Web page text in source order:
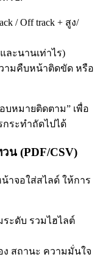
/ Off track + สูง/
ละนานเท่าไร)
ามคืบหน้าติดขัด หรือ
บหมายติดตาม” เพื่อ
ระทำถัดไปได้
น (PDF/CSV)
าจอใส่สไลด์ ให้การ
ะดับ รวมไฮไลต์
อง สถานะ ความมั่นใจ